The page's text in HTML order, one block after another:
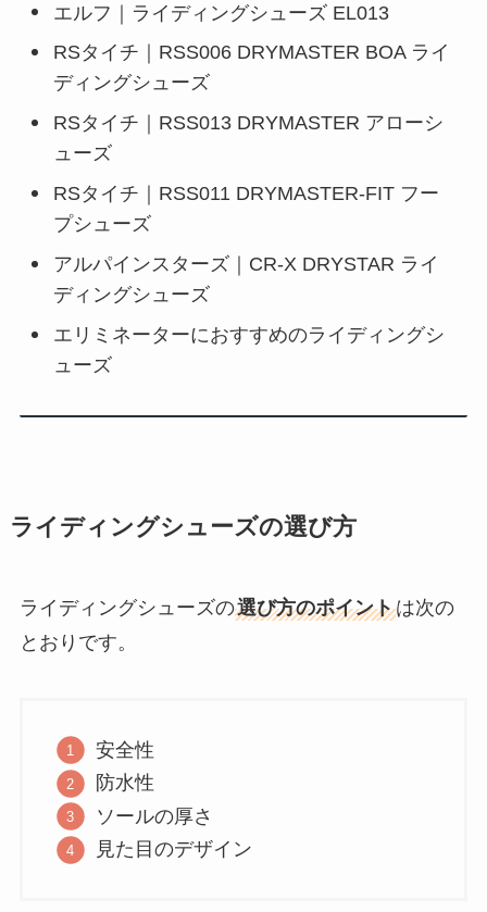
エルフ｜ライディングシューズ EL013
RSタイチ｜RSS006 DRYMASTER BOA ライ
ディングシューズ
RSタイチ｜RSS013 DRYMASTER アローシ
ューズ
RSタイチ｜RSS011 DRYMASTER-FIT フー
プシューズ
アルパインスターズ｜CR-X DRYSTAR ライ
ディングシューズ
エリミネーターにおすすめのライディングシ
ューズ
ライディングシューズの選び方
ライディングシューズの選び方のポイントは次の
とおりです。
安全性
防水性
ソールの厚さ
見た目のデザイン